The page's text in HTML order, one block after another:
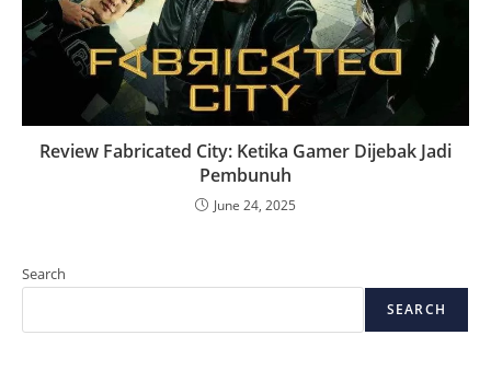
Review Fabricated City: Ketika Gamer Dijebak Jadi
Pembunuh
June 24, 2025
Search
SEARCH